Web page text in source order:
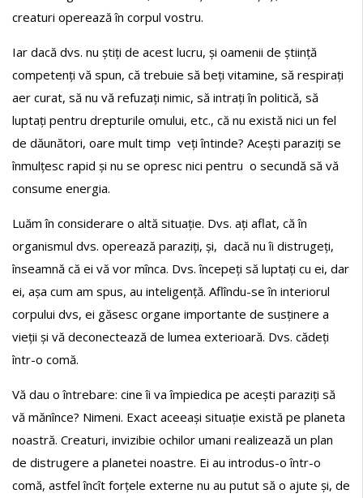
creaturi operează în corpul vostru.
Iar dacă dvs. nu știți de acest lucru, și oamenii de știință
competenți vă spun, că trebuie să beți vitamine, să respirați
aer curat, să nu vă refuzați nimic, să intrați în politică, să
luptați pentru drepturile omului, etc., că nu există nici un fel
de dăunători, oare mult timp veți întinde? Acești paraziți se
înmulțesc rapid și nu se opresc nici pentru o secundă să vă
consume energia.
Luăm în considerare o altă situație. Dvs. ați aflat, că în
organismul dvs. operează paraziți, și, dacă nu îi distrugeți,
înseamnă că ei vă vor mînca. Dvs. începeți să luptați cu ei, dar
ei, așa cum am spus, au inteligență. Aflîndu-se în interiorul
corpului dvs, ei găsesc organe importante de susținere a
vieții și vă deconectează de lumea exterioară. Dvs. cădeți
într-o comă.
Vă dau o întrebare: cine îi va împiedica pe acești paraziți să
vă mănînce? Nimeni. Exact aceeași situație există pe planeta
noastră. Creaturi, invizibie ochilor umani realizează un plan
de distrugere a planetei noastre. Ei au introdus-o într-o
comă, astfel încît forțele externe nu au putut să o ajute și, de